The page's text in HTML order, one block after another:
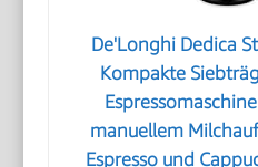
De'Longhi Dedica
Kompakte
manuellem
Espresso und